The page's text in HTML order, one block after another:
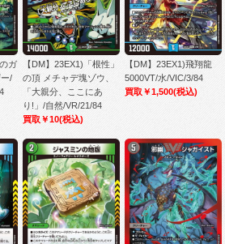
ガ
/
【DM】23EX1)「根性」
の頂 メチャデ塊ゾウ、
「大親分、ここにあ
り!」/自然/VR/21/84
買取￥10(税込)
【DM】23EX1)飛翔龍
5000VT/水/VIC/3/84
買取￥1,500(税込)